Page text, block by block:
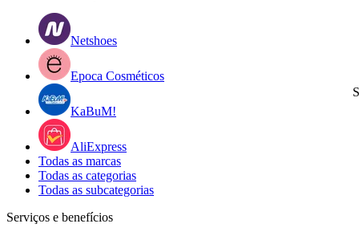
Netshoes
Epoca Cosméticos
KaBuM!
AliExpress
Todas as marcas
Todas as categorias
Todas as subcategorias
Serviços e benefícios